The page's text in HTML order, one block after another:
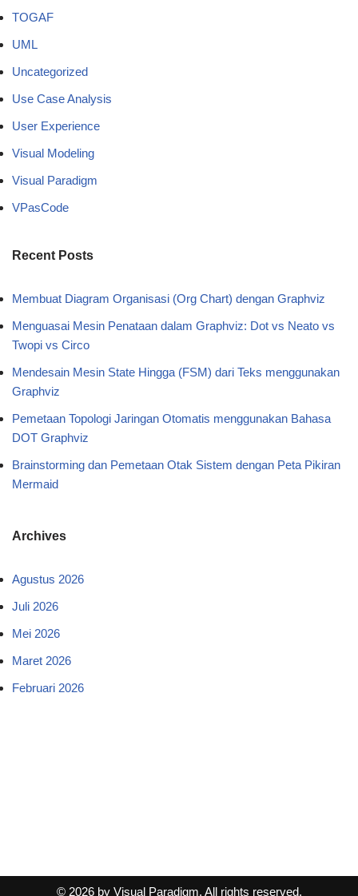
TOGAF
UML
Uncategorized
Use Case Analysis
User Experience
Visual Modeling
Visual Paradigm
VPasCode
Recent Posts
Membuat Diagram Organisasi (Org Chart) dengan Graphviz
Menguasai Mesin Penataan dalam Graphviz: Dot vs Neato vs
Twopi vs Circo
Mendesain Mesin State Hingga (FSM) dari Teks menggunakan
Graphviz
Pemetaan Topologi Jaringan Otomatis menggunakan Bahasa
DOT Graphviz
Brainstorming dan Pemetaan Otak Sistem dengan Peta Pikiran
Mermaid
Archives
Agustus 2026
Juli 2026
Mei 2026
Maret 2026
Februari 2026
© 2026 by Visual Paradigm. All rights reserved.